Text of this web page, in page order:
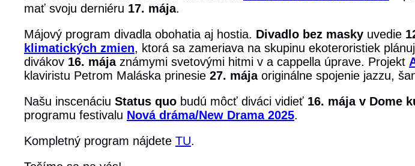
mať svoju derniéru 17. mája.
Májový program divadla obohatia aj hostia. Divadlo bez masky uvedie
klimatických zmien, ktorá sa zameriava na skupinu ekoteroristiek
divákov 16. májaznámymi svetovými hitmi v a cappella úprave. Projekt
klaviristu Petrom Maláska prinesie 27. májaoriginálne spojenie jazzu,
Našu inscenáciu Status quo budú môcť diváci vidieť 16. mája v Dome
programu festivalu Nová dráma/New Drama 2025.
Kompletný program nájdete TU.